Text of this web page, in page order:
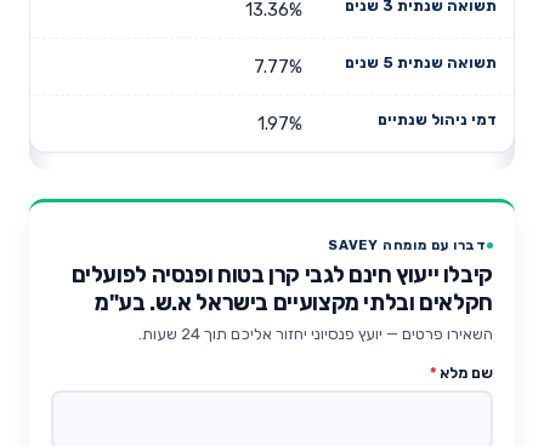
13.36%
7.77%
1.97%
דברו עם מומחה SAVEY
קיבלו ייעוץ חינם לגבי קרן בטוח ופנסיה לפועלים
חקלאים ובלתי מקצועיים בישראל א.ש. בע"מ
השאירו פרטים — יועץ פנסיוני יחזור אליכם תוך 24 שעות.
שם מלא *